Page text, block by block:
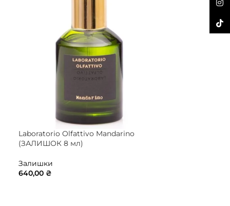
Laboratorio Olfattivo Mandarino
(ЗАЛИШОК 8 мл)
Залишки
640,00 ₴